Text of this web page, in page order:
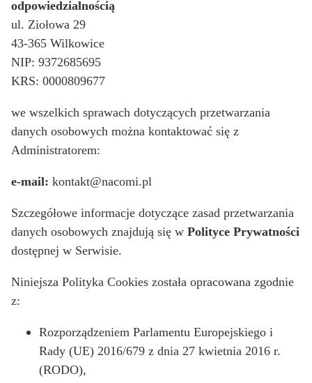
odpowiedzialnością
ul. Ziołowa 29
43-365 Wilkowice
NIP: 9372685695
KRS: 0000809677
we wszelkich sprawach dotyczących przetwarzania
danych osobowych można kontaktować się z
Administratorem:
e-mail: kontakt@nacomi.pl
Szczegółowe informacje dotyczące zasad przetwarzania
danych osobowych znajdują się w Polityce Prywatności
dostępnej w Serwisie.
Niniejsza Polityka Cookies została opracowana zgodnie
z:
Rozporządzeniem Parlamentu Europejskiego i
Rady (UE) 2016/679 z dnia 27 kwietnia 2016 r.
(RODO),